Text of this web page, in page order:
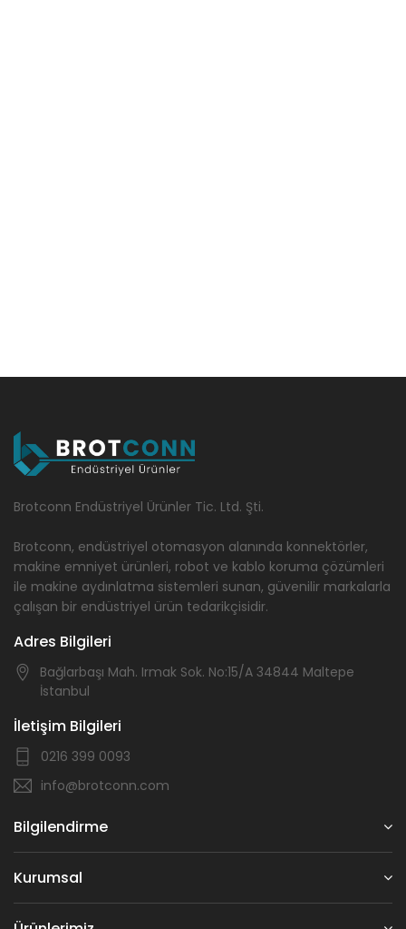
Brotconn Endüstriyel Ürünler Tic. Ltd. Şti.
Brotconn, endüstriyel otomasyon alanında konnektörler,
makine emniyet ürünleri, robot ve kablo koruma çözümleri
ile makine aydınlatma sistemleri sunan, güvenilir markalarla
çalışan bir endüstriyel ürün tedarikçisidir.
Adres Bilgileri
Bağlarbaşı Mah. Irmak Sok. No:15/A 34844 Maltepe
İstanbul
İletişim Bilgileri
0216 399 0093
info@brotconn.com
Bilgilendirme
Kurumsal